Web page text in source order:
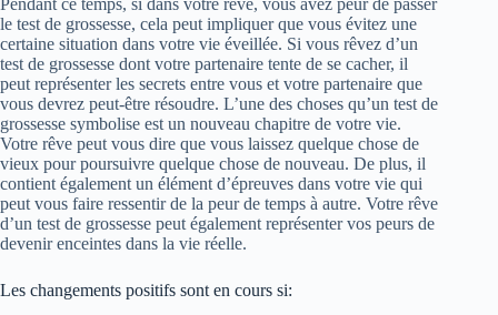
Pendant ce temps, si dans votre rêve, vous avez peur de passer
le test de grossesse, cela peut impliquer que vous évitez une
certaine situation dans votre vie éveillée. Si vous rêvez d’un
test de grossesse dont votre partenaire tente de se cacher, il
peut représenter les secrets entre vous et votre partenaire que
vous devrez peut-être résoudre. L’une des choses qu’un test de
grossesse symbolise est un nouveau chapitre de votre vie.
Votre rêve peut vous dire que vous laissez quelque chose de
vieux pour poursuivre quelque chose de nouveau. De plus, il
contient également un élément d’épreuves dans votre vie qui
peut vous faire ressentir de la peur de temps à autre. Votre rêve
d’un test de grossesse peut également représenter vos peurs de
devenir enceintes dans la vie réelle.
Les changements positifs sont en cours si: